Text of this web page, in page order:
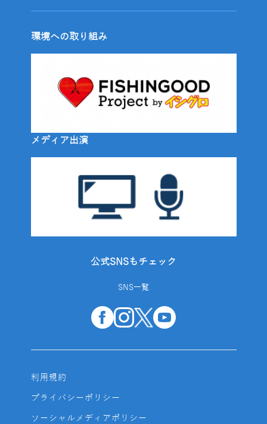
環境への取り組み
メディア出演
公式SNSもチェック
SNS一覧
利用規約
プライバシーポリシー
ソーシャルメディアポリシー